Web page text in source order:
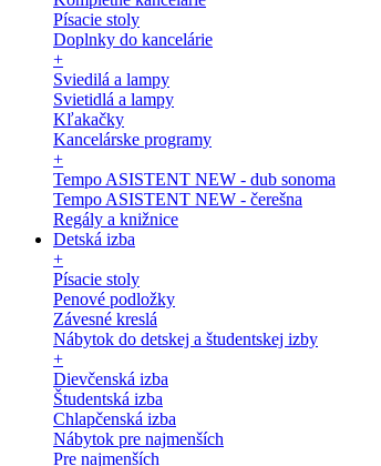
Písacie stoly
Doplnky do kancelárie
+
Sviedilá a lampy
Svietidlá a lampy
Kľakačky
Kancelárske programy
+
Tempo ASISTENT NEW - dub sonoma
Tempo ASISTENT NEW - čerešna
Regály a knižnice
Detská izba
+
Písacie stoly
Penové podložky
Závesné kreslá
Nábytok do detskej a študentskej izby
+
Dievčenská izba
Študentská izba
Chlapčenská izba
Nábytok pre najmenších
Pre najmenších